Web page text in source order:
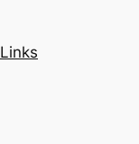
Links